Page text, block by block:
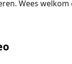
Wees welkom